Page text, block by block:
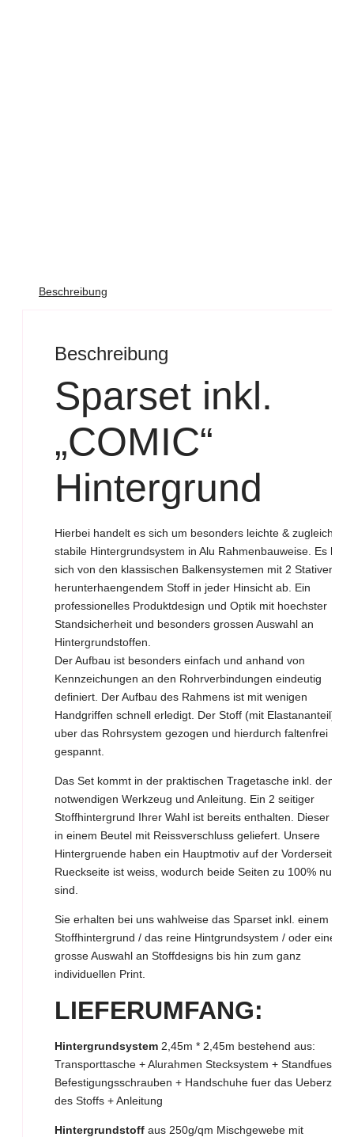
Beschreibung
Beschreibung
Sparset inkl.
„COMIC“
Hintergrund
Hierbei handelt es sich um besonders leichte & zugleich
stabile Hintergrundsystem in Alu Rahmenbauweise. Es hebt
sich von den klassischen Balkensystemen mit 2 Stativen
herunterhaengendem Stoff in jeder Hinsicht ab. Ein
professionelles Produktdesign und Optik mit hoechster
Standsicherheit und besonders grossen Auswahl an
Hintergrundstoffen.
Der Aufbau ist besonders einfach und anhand von
Kennzeichungen an den Rohrverbindungen eindeutig
definiert. Der Aufbau des Rahmens ist mit wenigen
Handgriffen schnell erledigt. Der Stoff (mit Elastananteil)
uber das Rohrsystem gezogen und hierdurch faltenfrei
gespannt.
Das Set kommt in der praktischen Tragetasche inkl. dem
notwendigen Werkzeug und Anleitung. Ein 2 seitiger
Stoffhintergrund Ihrer Wahl ist bereits enthalten. Dieser wird
in einem Beutel mit Reissverschluss geliefert. Unsere
Hintergruende haben ein Hauptmotiv auf der Vorderseite.
Rueckseite ist weiss, wodurch beide Seiten zu 100%
sind.
Sie erhalten bei uns wahlweise das Sparset inkl. einem
Stoffhintergrund / das reine Hintgrundsystem / oder eine
grosse Auswahl an Stoffdesigns bis hin zum ganz
individuellen Print.
LIEFERUMFANG:
Hintergrundsystem 2,45m * 2,45m bestehend aus:
Transporttasche + Alurahmen Stecksystem + Standfuesse +
Befestigungsschrauben + Handschuhe fuer das
des Stoffs + Anleitung
Hintergrundstoff aus 250g/qm Mischgewebe mit